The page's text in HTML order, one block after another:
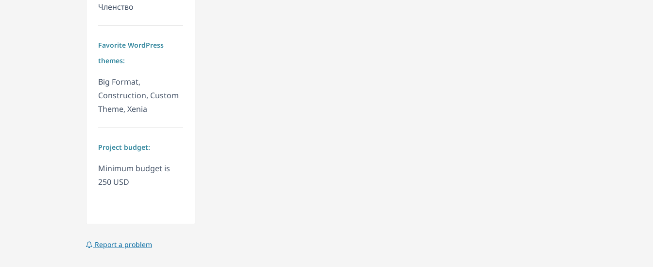
Членство
Favorite WordPress
themes:
Big Format,
Construction, Custom
Theme, Xenia
Project budget:
Minimum budget is
250 USD
Report a problem